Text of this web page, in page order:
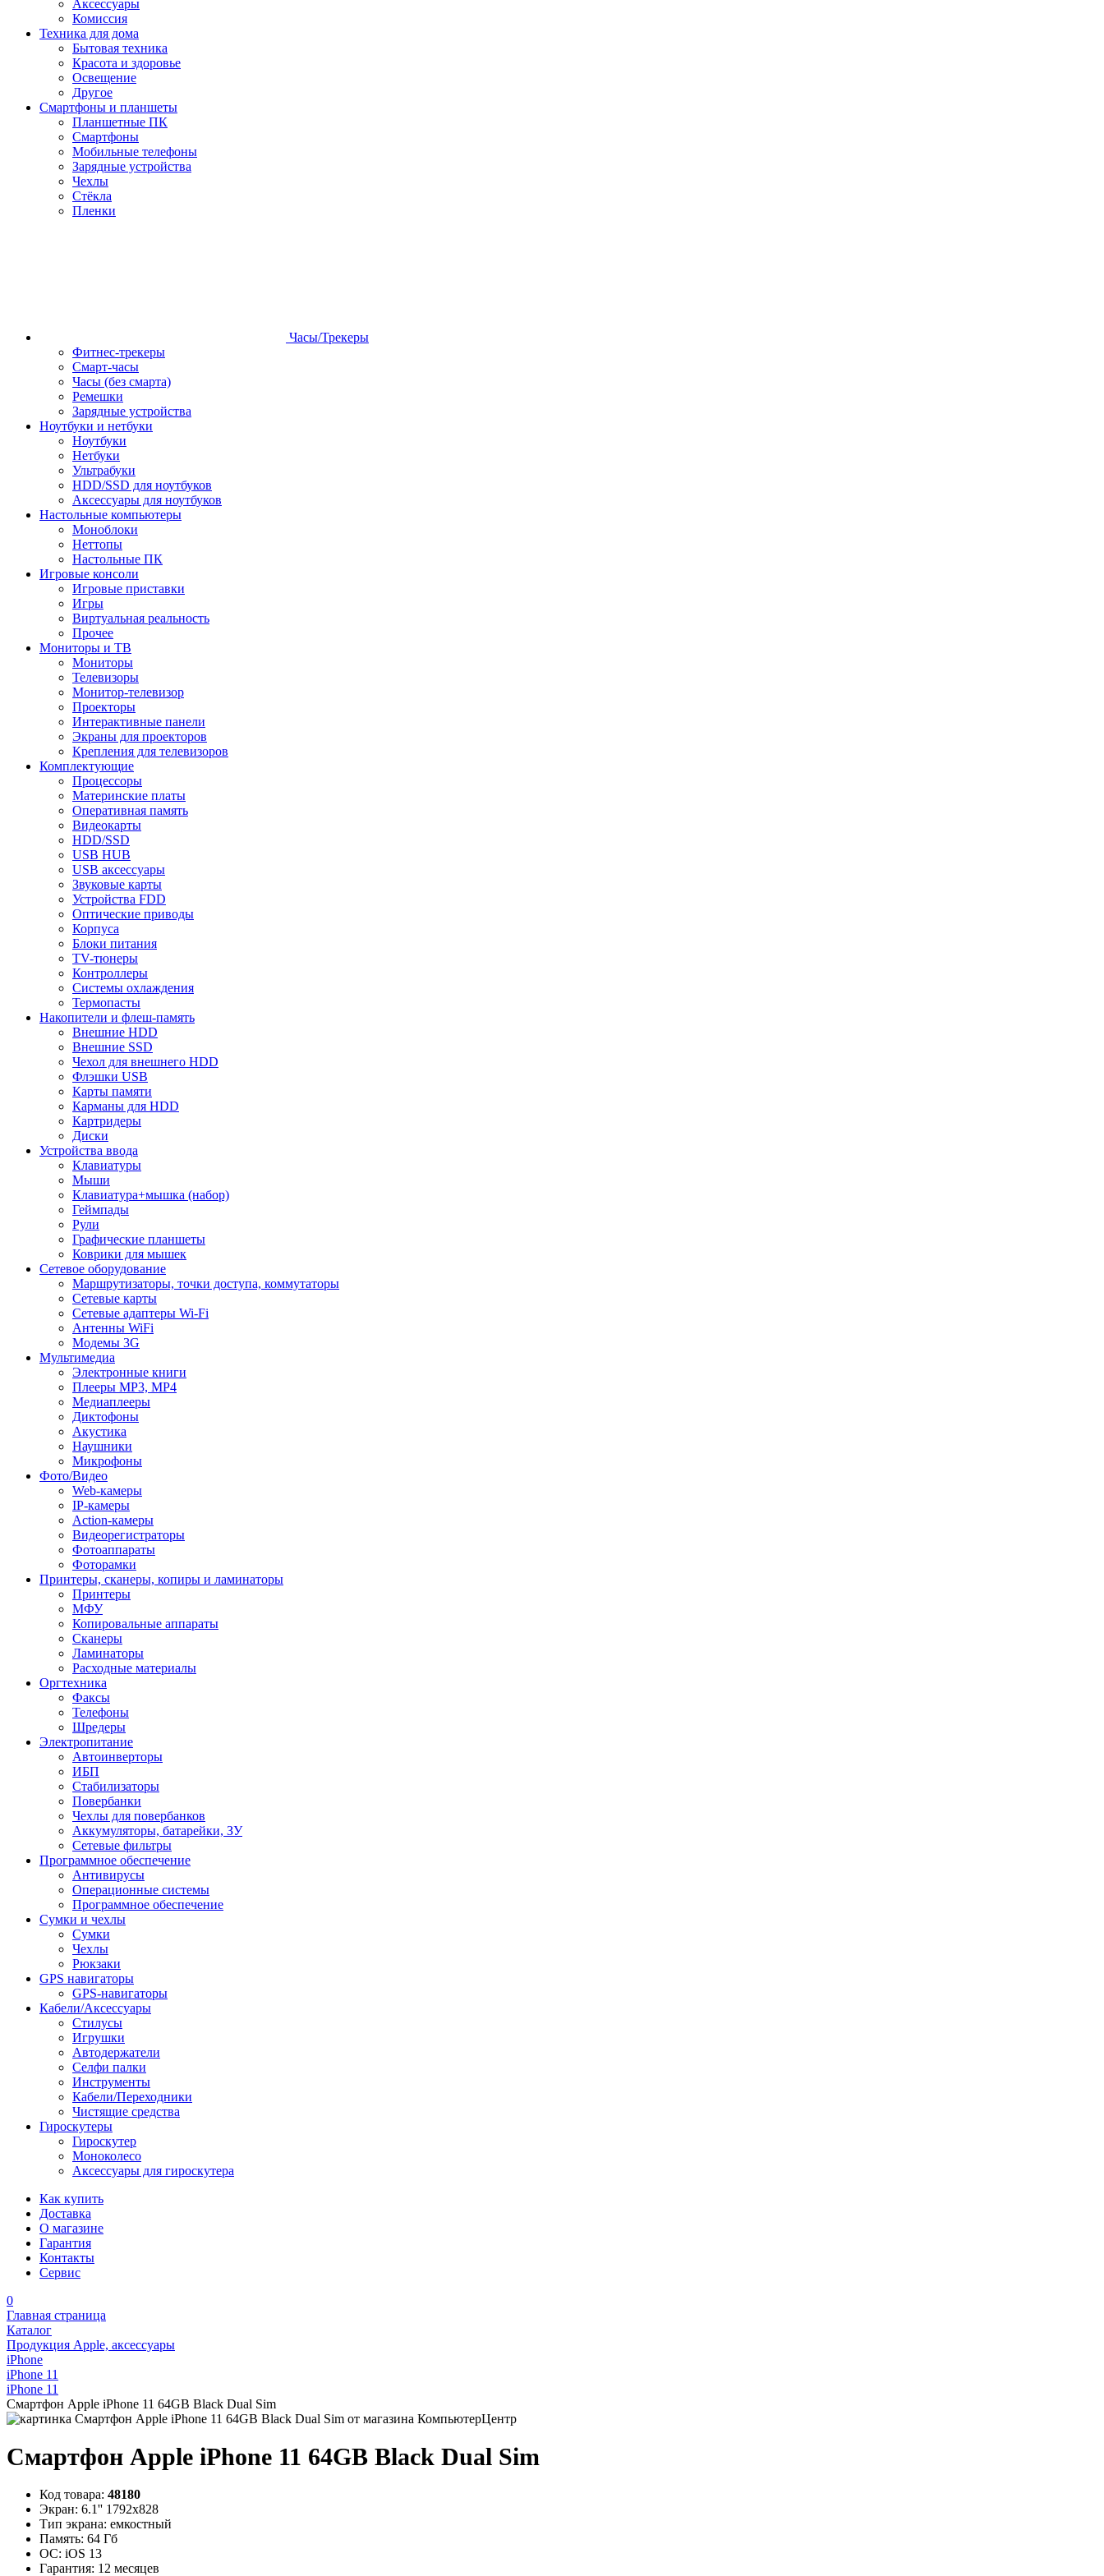
Аксессуары
Комиссия
Техника для дома
Бытовая техника
Красота и здоровье
Освещение
Другое
Смартфоны и планшеты
Планшетные ПК
Смартфоны
Мобильные телефоны
Зарядные устройства
Чехлы
Стёкла
Пленки
Часы/Трекеры
Фитнес-трекеры
Смарт-часы
Часы (без смарта)
Ремешки
Зарядные устройства
Ноутбуки и нетбуки
Ноутбуки
Нетбуки
Ультрабуки
HDD/SSD для ноутбуков
Аксессуары для ноутбуков
Настольные компьютеры
Моноблоки
Неттопы
Настольные ПК
Игровые консоли
Игровые приставки
Игры
Виртуальная реальность
Прочее
Мониторы и ТВ
Мониторы
Телевизоры
Монитор-телевизор
Проекторы
Интерактивные панели
Экраны для проекторов
Крепления для телевизоров
Комплектующие
Процессоры
Материнские платы
Оперативная память
Видеокарты
HDD/SSD
USB HUB
USB аксессуары
Звуковые карты
Устройства FDD
Оптические приводы
Корпуса
Блоки питания
TV-тюнеры
Контроллеры
Системы охлаждения
Термопасты
Накопители и флеш-память
Внешние HDD
Внешние SSD
Чехол для внешнего HDD
Флэшки USB
Карты памяти
Карманы для HDD
Картридеры
Диски
Устройства ввода
Клавиатуры
Мыши
Клавиатура+мышка (набор)
Геймпады
Рули
Графические планшеты
Коврики для мышек
Сетевое оборудование
Маршрутизаторы, точки доступа, коммутаторы
Сетевые карты
Сетевые адаптеры Wi-Fi
Антенны WiFi
Модемы 3G
Мультимедиа
Электронные книги
Плееры MP3, MP4
Медиаплееры
Диктофоны
Акустика
Наушники
Микрофоны
Фото/Видео
Web-камеры
IP-камеры
Action-камеры
Видеорегистраторы
Фотоаппараты
Фоторамки
Принтеры, сканеры, копиры и ламинаторы
Принтеры
МФУ
Копировальные аппараты
Сканеры
Ламинаторы
Расходные материалы
Оргтехника
Факсы
Телефоны
Шредеры
Электропитание
Автоинверторы
ИБП
Стабилизаторы
Повербанки
Чехлы для повербанков
Аккумуляторы, батарейки, ЗУ
Сетевые фильтры
Программное обеспечение
Антивирусы
Операционные системы
Программное обеспечение
Сумки и чехлы
Сумки
Чехлы
Рюкзаки
GPS навигаторы
GPS-навигаторы
Кабели/Аксессуары
Стилусы
Игрушки
Автодержатели
Селфи палки
Инструменты
Кабели/Переходники
Чистящие средства
Гироскутеры
Гироскутер
Моноколесо
Аксессуары для гироскутера
Как купить
Доставка
О магазине
Гарантия
Контакты
Сервис
0
Главная страница
Каталог
Продукция Apple, аксессуары
iPhone
iPhone 11
iPhone 11
Смартфон Apple iPhone 11 64GB Black Dual Sim
Смартфон Apple iPhone 11 64GB Black Dual Sim
Код товара: 48180
Экран: 6.1'' 1792x828
Тип экрана: емкостный
Память: 64 Гб
ОС: iOS 13
Гарантия: 12 месяцев